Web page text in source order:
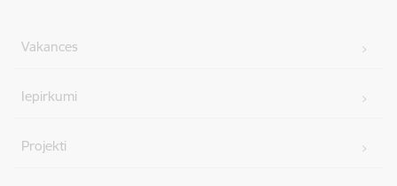
Vakances
Iepirkumi
Projekti